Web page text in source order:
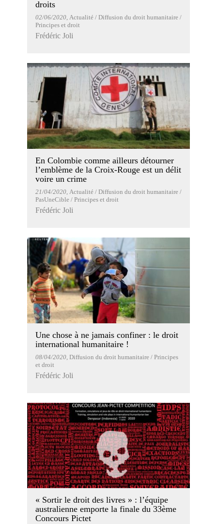
droits
02/06/2020, Actualité / Diffusion du droit humanitaire /
Principes et droit
Frédéric Joli
En Colombie comme ailleurs détourner
l’emblème de la Croix-Rouge est un délit
voire un crime
21/04/2020, Actualité / Diffusion du droit humanitaire /
PasUneCible / Principes et droit
Frédéric Joli
Une chose à ne jamais confiner : le droit
international humanitaire !
08/04/2020, Diffusion du droit humanitaire / Principes
et droit
Frédéric Joli
« Sortir le droit des livres » : l’équipe
australienne emporte la finale du 33ème
Concours Pictet